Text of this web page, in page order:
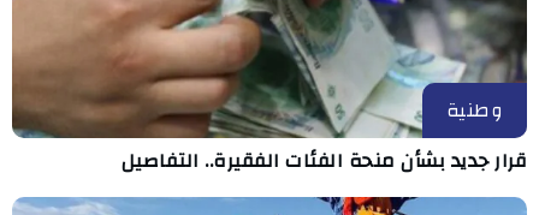
وطنية
قرار جديد بشأن منحة الفئات الفقيرة.. التفاصيل